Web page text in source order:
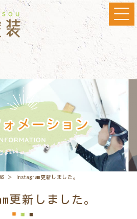
＞ Instagram更新しました。
更新しました。